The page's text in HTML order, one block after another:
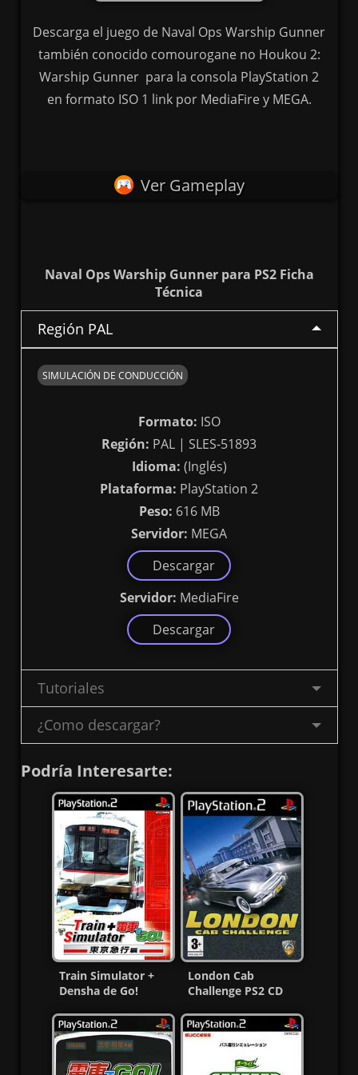
Descarga el juego de Naval Ops Warship Gunner
también conocido comourogane no Houkou 2:
Warship Gunner para la consola PlayStation 2
en formato ISO 1 link por MediaFire y MEGA.
Ver Gameplay
Naval Ops Warship Gunner para PS2 Ficha
Técnica
Región PAL
SIMULACIÓN DE CONDUCCIÓN
Formato: ISO
Región: PAL | SLES-51893
Idioma: (Inglés)
Plataforma: PlayStation 2
Peso: 616 MB
Servidor: MEGA
Descargar
Servidor: MediaFire
Descargar
Tutoriales
¿Como descargar?
Podría Interesarte:
Train Simulator +
Densha de Go!
PS2 ISO
London Cab
Challenge PS2 CD